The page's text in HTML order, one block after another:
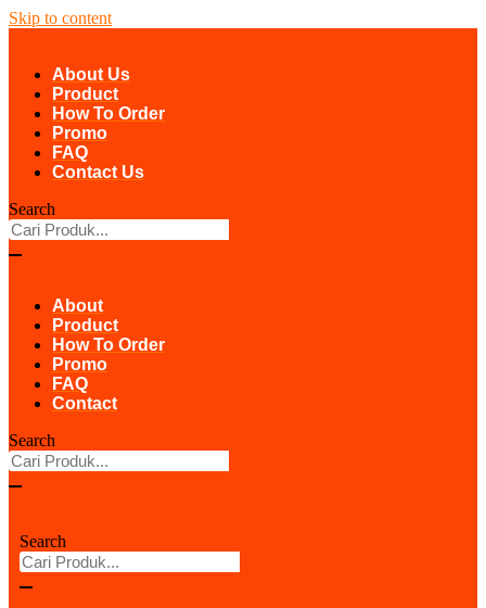
Skip to content
About Us
Product
How To Order
Promo
FAQ
Contact Us
Search
About
Product
How To Order
Promo
FAQ
Contact
Search
Search